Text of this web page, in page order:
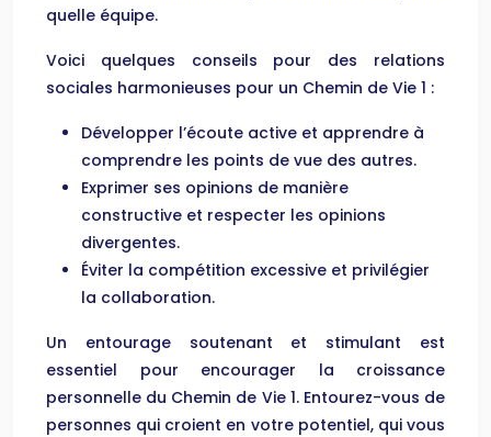
quelle équipe.
Voici quelques conseils pour des relations
sociales harmonieuses pour un Chemin de Vie 1 :
Développer l’écoute active et apprendre à
comprendre les points de vue des autres.
Exprimer ses opinions de manière
constructive et respecter les opinions
divergentes.
Éviter la compétition excessive et privilégier
la collaboration.
Un entourage soutenant et stimulant est
essentiel pour encourager la croissance
personnelle du Chemin de Vie 1. Entourez-vous de
personnes qui croient en votre potentiel, qui vous